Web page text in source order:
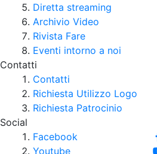
Diretta streaming
Archivio Video
Rivista Fare
Eventi intorno a noi
Contatti
Contatti
Richiesta Utilizzo Logo
Richiesta Patrocinio
Social
Facebook
Youtube